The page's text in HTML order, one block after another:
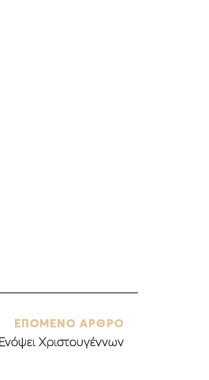
ΕΠΟΜΕΝΟ ΑΡΘΡΟ
Χριστουγέννων